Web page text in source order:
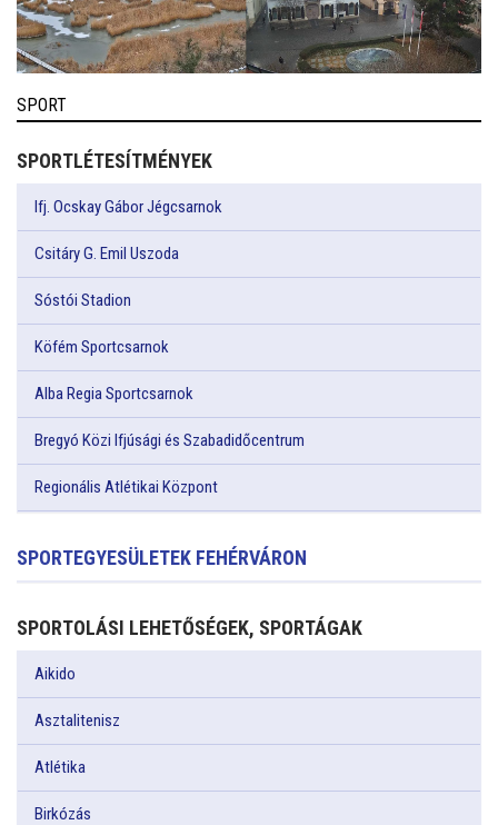
SPORT
SPORTLÉTESÍTMÉNYEK
Ifj. Ocskay Gábor Jégcsarnok
Csitáry G. Emil Uszoda
Sóstói Stadion
Köfém Sportcsarnok
Alba Regia Sportcsarnok
Bregyó Közi Ifjúsági és Szabadidőcentrum
Regionális Atlétikai Központ
SPORTEGYESÜLETEK FEHÉRVÁRON
SPORTOLÁSI LEHETŐSÉGEK, SPORTÁGAK
Aikido
Asztalitenisz
Atlétika
Birkózás